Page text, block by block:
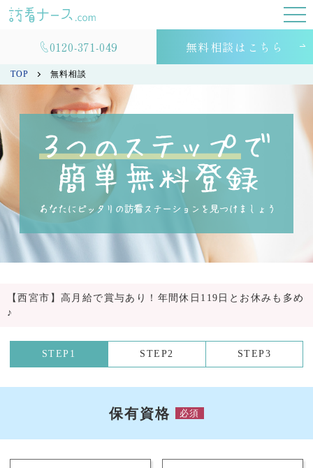
0120-371-049 無料相談はこちら
TOP 無料相談
【西宮市】高月給で賞与あり！年間休日119日とお休みも多め
♪
STEP1 STEP2 STEP3
保有資格 必須